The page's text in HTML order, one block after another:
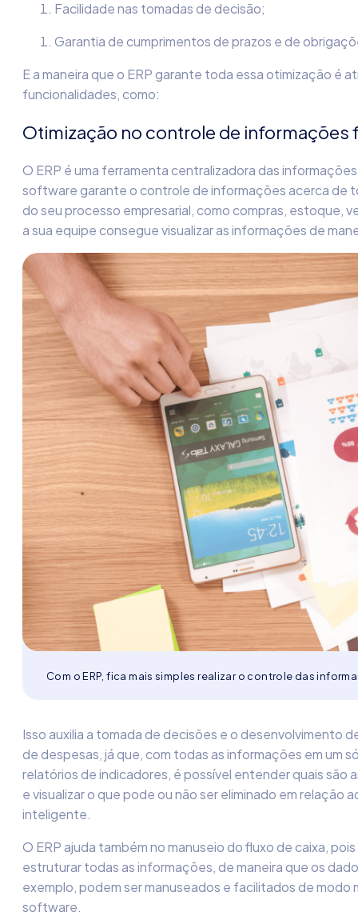
Facilidade nas tomadas de decisão;
Garantia de cumprimentos de prazos e de
E a maneira que o ERP garante toda essa otimização é
funcionalidades, como:
Otimização no controle de informações
O ERP é uma ferramenta centralizadora das
software garante o controle de informações acerca de
do seu processo empresarial,como compras, estoque,
a sua equipe consegue visualizar as informações de
Com o ERP, fica mais simples realizar o controle das
Isso auxilia a tomada de decisões e o desenvolvimento
de despesas, já que, com todas as informações em um
relatórios de indicadores, é possível entender quais são
e visualizar o que pode ou não ser eliminado em relação
inteligente.
O ERP ajuda também no manuseio do fluxo de caixa,
estruturar todas as informações, de maneira que os
exemplo, podem ser manuseados e facilitados de modo
software.